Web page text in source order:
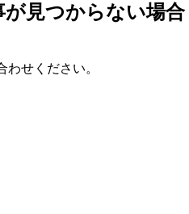
見つからない場合
せください。